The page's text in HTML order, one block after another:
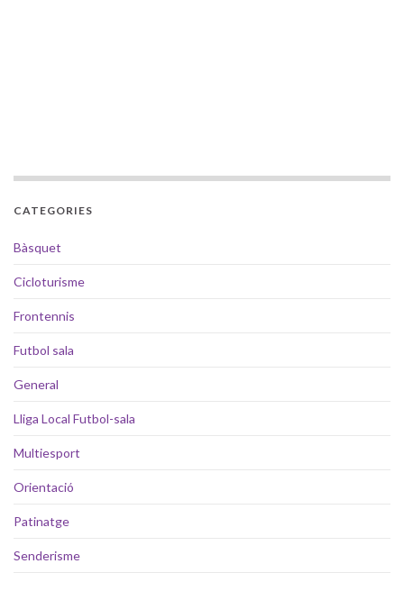
CATEGORIES
Bàsquet
Cicloturisme
Frontennis
Futbol sala
General
Lliga Local Futbol-sala
Multiesport
Orientació
Patinatge
Senderisme